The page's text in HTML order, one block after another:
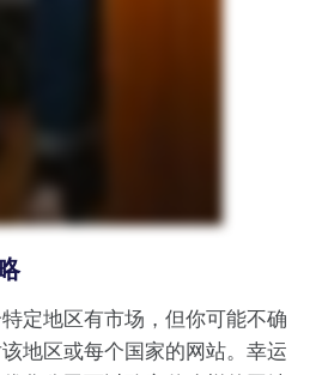
定地区有市场，但你可能不确
地区或每个国家的网站。幸运